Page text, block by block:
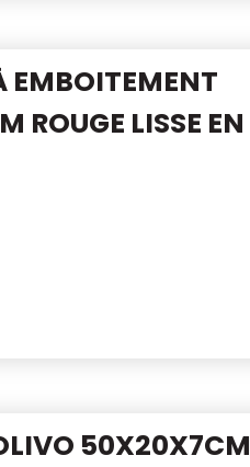
EMBOITEMENT
ROUGE LISSE EN
50X20X7CM